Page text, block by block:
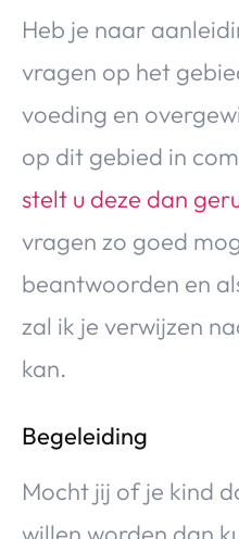
Heb je naar
vragen op het
voeding en
op dit gebied in
stelt u deze dan
vragen zo goed
beantwoorden en
zal ik je verwijzen
kan.
Begeleiding
Mocht jij of je kind